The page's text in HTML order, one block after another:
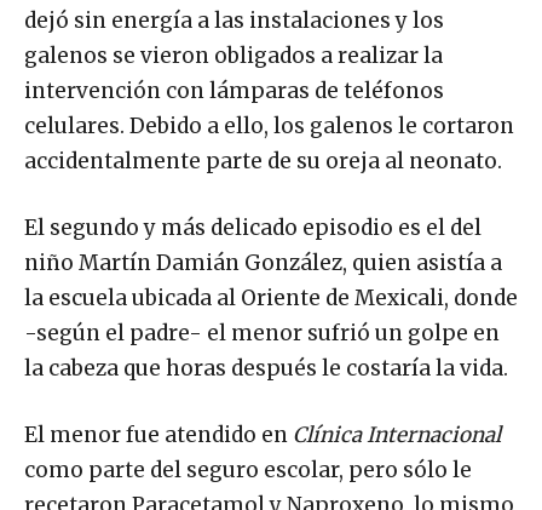
dejó sin energía a las instalaciones y los
galenos se vieron obligados a realizar la
intervención con lámparas de teléfonos
celulares. Debido a ello, los galenos le cortaron
accidentalmente parte de su oreja al neonato.
El segundo y más delicado episodio es el del
niño Martín Damián González, quien asistía a
la escuela ubicada al Oriente de Mexicali, donde
-según el padre- el menor sufrió un golpe en
la cabeza que horas después le costaría la vida.
El menor fue atendido en Clínica Internacional
como parte del seguro escolar, pero sólo le